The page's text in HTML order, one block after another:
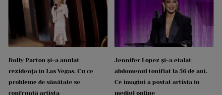
Dolly Parton și-a anulat
rezidența în Las Vegas. Cu ce
probleme de sănătate se
confruntă artista
Jennifer Lopez și-a etalat
abdomenul tonifiat la 56 de ani.
Ce imagini a postat artista în
mediul online